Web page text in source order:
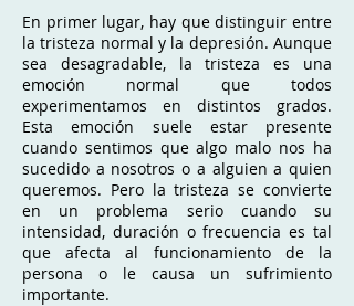
En primer lugar, hay que distinguir entre
la tristeza normal y la depresión. Aunque
sea desagradable, la tristeza es una
emoción normal que todos
experimentamos en distintos grados.
Esta emoción suele estar presente
cuando sentimos que algo malo nos ha
sucedido a nosotros o a alguien a quien
queremos. Pero la tristeza se convierte
en un problema serio cuando su
intensidad, duración o frecuencia es tal
que afecta al funcionamiento de la
persona o le causa un sufrimiento
importante.